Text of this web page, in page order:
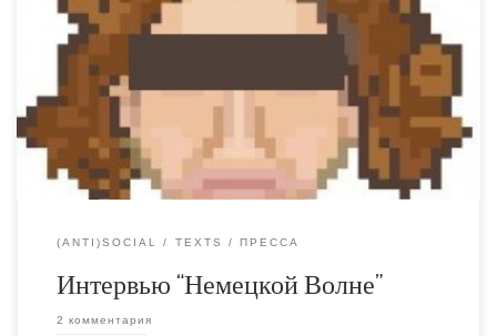
Дал на днях интервью Дойче Велле. В печать вышел
изрядно сокращённый вариант, формат обязывает.
Вот русский вариант, вот украинский.
(ANTI)SOCIAL TEXTS ПРЕССА
Интервью “Немецкой Волне”
2 комментария